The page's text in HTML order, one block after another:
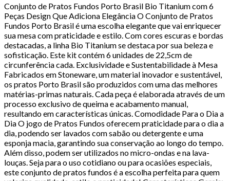
Conjunto de Pratos Fundos Porto Brasil Bio Titanium com 6
Peças Design Que Adiciona Elegância O Conjunto de Pratos
Fundos Porto Brasil é uma escolha elegante que vai enriquecer
sua mesa com praticidade e estilo. Com cores escuras e bordas
destacadas, a linha Bio Titanium se destaca por sua beleza e
sofisticação. Este kit contém 6 unidades de 22,5cm de
circunferência cada. Exclusividade e Sustentabilidade à Mesa
Fabricados em Stoneware, um material inovador e sustentável,
os pratos Porto Brasil são produzidos com uma das melhores
matérias-primas naturais. Cada peça é elaborada através de um
processo exclusivo de queima e acabamento manual,
resultando em características únicas. Comodidade Para o Dia a
Dia O jogo de Pratos Fundos oferecem praticidade para o dia a
dia, podendo ser lavados com sabão ou detergente e uma
esponja macia, garantindo sua conservação ao longo do tempo.
Além disso, podem ser utilizados no micro-ondas e na lava-
louças. Seja para o uso cotidiano ou para ocasiões especiais,
este conjunto de pratos fundos é a escolha perfeita para quem